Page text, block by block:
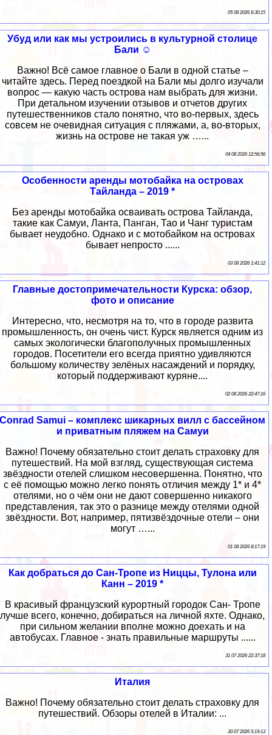
05 08 2026 8:30:15
Убуд или как мы устроились в культурной столице
Бали ☺
Важно! Всё самое главное о Бали в одной статье –
читайте здесь. Перед поездкой на Бали мы долго изучали
вопрос — какую часть острова нам выбрать для жизни.
При детальном изучении отзывов и отчетов других
путешественников стало понятно, что во-первых, здесь
совсем не очевидная ситуация с пляжами, а, во-вторых,
жизнь на острове не такая уж …...
04 08 2026 12:56:56
Особенности аренды мотобайка на островах
Тайланда – 2019 *
Без аренды мотобайка осваивать острова Тайланда,
такие как Самуи, Ланта, Панган, Тао и Чанг туристам
бывает неудобно. Однако и с мотобайком на островах
бывает непросто ......
03 08 2026 1:41:12
Главные достопримечательности Курска: обзор,
фото и описание
Интересно, что, несмотря на то, что в городе развита
промышленность, он очень чист. Курск является одним из
самых экологически благополучных промышленных
городов. Посетители его всегда приятно удивляются
большому количеству зелёных насаждений и порядку,
который поддерживают куряне....
02 08 2026 22:47:16
Conrad Samui – комплекс шикарных вилл с бассейном
и приватным пляжем на Самуи
Важно! Почему обязательно стоит делать страховку для
путешествий. На мой взгляд, существующая система
звёздности отелей слишком несовершенна. Понятно, что
с её помощью можно легко понять отличия между 1* и 4*
отелями, но о чём они не дают совершенно никакого
представления, так это о разнице между отелями одной
звёздности. Вот, например, пятизвёздочные отели – они
могут …...
01 08 2026 8:17:19
Как добраться до Сан-Тропе из Ниццы, Тулона или
Канн – 2019 *
В красивый французский курортный городок Сан- Тропе
лучше всего, конечно, добираться на личной яхте. Однако,
при сильном желании вполне можно доехать и на
автобусах. Главное - знать правильные маршруты ......
31 07 2026 22:37:18
Италия
Важно! Почему обязательно стоит делать страховку для
путешествий. Обзоры отелей в Италии: ...
30 07 2026 5:19:13